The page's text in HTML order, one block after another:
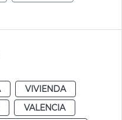
VIVIENDA
VALENCIA